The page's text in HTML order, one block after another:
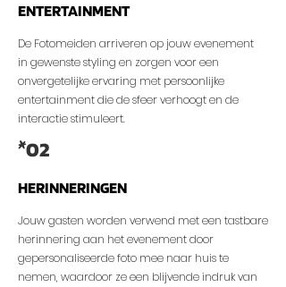
ENTERTAINMENT
De Fotomeiden arriveren op jouw evenement
in gewenste styling en zorgen voor een
onvergetelijke ervaring met persoonlijke
entertainment die de sfeer verhoogt en de
interactie stimuleert.
*02
HERINNERINGEN
Jouw gasten worden verwend met een tastbare
herinnering aan het evenement door
gepersonaliseerde foto mee naar huis te
nemen, waardoor ze een blijvende indruk van